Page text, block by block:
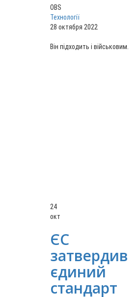
OBS
Технології
28 октября 2022
Він підходить і військовим.
24
окт
ЄС
затвердив
єдиний
стандарт